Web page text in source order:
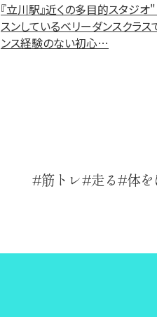
『立川駅』近くの多目的スタジ
スンしているベリーダンスクラス
ンス経験のない初心…
筋トレ 走る 体